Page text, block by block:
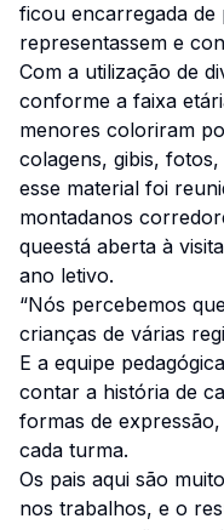
ficou encarregada
representassem e
Com a utilização de
conforme a faixa
menores coloriram
colagens, gibis,
esse material foi
montadanos
queestá aberta à
ano letivo.
“Nós percebemos
crianças de várias
E a equipe
contar a história de
formas de
cada turma.
Os pais aqui são
nos trabalhos, e o